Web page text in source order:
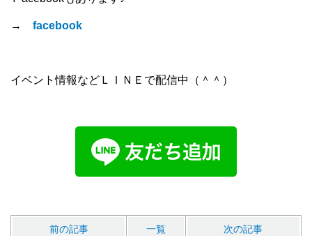
→ facebook
イベント情報などＬＩＮＥで配信中（＾＾）
前の記事 一覧 次の記事